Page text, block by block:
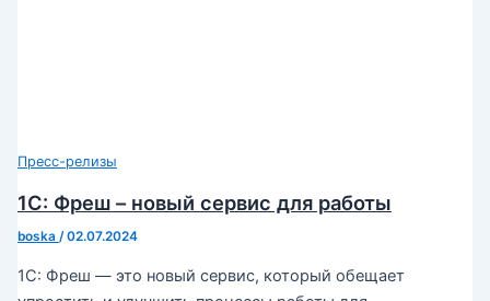
Пресс-релизы
1С: Фреш – новый сервис для работы
boska /02.07.2024
1С: Фреш — это новый сервис, который обещает